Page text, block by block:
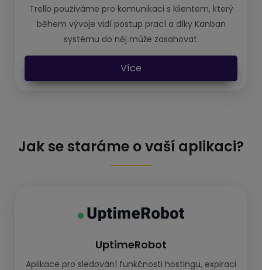
Trello používáme pro komunikaci s klientem, který
během vývoje vidí postup prací a díky Kanban
systému do něj může zasahovat.
Více
Jak se staráme o vaší aplikaci?
UptimeRobot
Aplikace pro sledování funkčnosti hostingu, expiraci